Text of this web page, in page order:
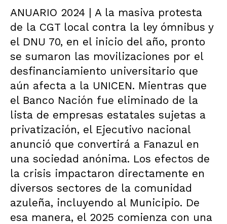
ANUARIO 2024 | A la masiva protesta
de la CGT local contra la ley ómnibus y
el DNU 70, en el inicio del año, pronto
se sumaron las movilizaciones por el
desfinanciamiento universitario que
aún afecta a la UNICEN. Mientras que
el Banco Nación fue eliminado de la
lista de empresas estatales sujetas a
privatización, el Ejecutivo nacional
anunció que convertirá a Fanazul en
una sociedad anónima. Los efectos de
la crisis impactaron directamente en
diversos sectores de la comunidad
azuleña, incluyendo al Municipio. De
esa manera, el 2025 comienza con una